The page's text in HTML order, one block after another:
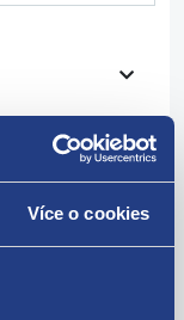
Více o cookies